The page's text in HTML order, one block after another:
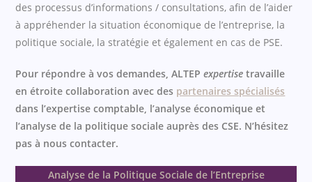
des processus d’informations / consultations, afin de l’aider
à appréhender la situation économique de l’entreprise, la
politique sociale, la stratégie et également en cas de PSE.
Pour répondre à vos demandes, ALTEPexpertise travaille
en étroite collaboration avec des partenaires spécialisés
dans l’expertise comptable, l’analyse économique et
l’analyse de la politique sociale auprès des CSE. N’hésitez
pas à nous contacter.
Analyse de la Politique Sociale de l’Entreprise